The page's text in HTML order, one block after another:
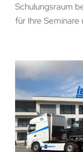
Schulungsraum
für Ihre Seminare